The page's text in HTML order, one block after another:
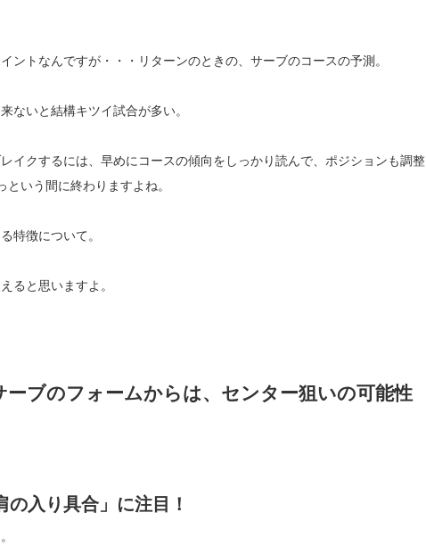
ントなんですが・・・リターンのときの、サーブのコースの予測。
ないと結構キツイ試合が多い。
イクするには、早めにコースの傾向をしっかり読んで、ポジションも調整
いう間に終わりますよね。
特徴について。
ると思いますよ。
ーブのフォームからは、センター狙いの可能性
の入り具合」に注目！